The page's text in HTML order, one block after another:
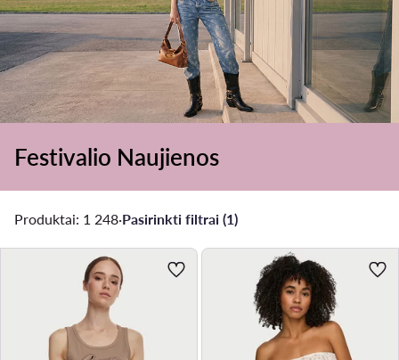
Festivalio Naujienos
Produktai: 1 248·Pasirinkti filtrai (1)